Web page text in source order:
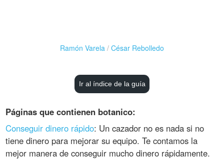
Ramón Varela / César Rebolledo
Ir al índice de la guía
Páginas que contienen botanico:
Conseguir dinero rápido: Un cazador no es nada si no
tiene dinero para mejorar su equipo. Te contamos la
mejor manera de conseguir mucho dinero rápidamente.